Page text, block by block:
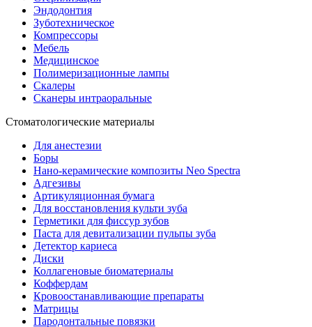
Эндодонтия
Зуботехническое
Компрессоры
Мебель
Медицинское
Полимеризационные лампы
Скалеры
Сканеры интраоральные
Стоматологические материалы
Для анестезии
Боры
Нано-керамические композиты Neo Spectra
Адгезивы
Артикуляционная бумага
Для восстановления культи зуба
Герметики для фиссур зубов
Паста для девитализации пульпы зуба
Детектор кариеса
Диски
Коллагеновые биоматериалы
Коффердам
Кровоостанавливающие препараты
Матрицы
Пародонтальные повязки